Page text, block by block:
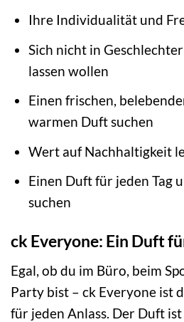
Ihre Individualität und
Sich nicht in
lassen wollen
Einen frischen,
warmen Duft suchen
Wert auf Nachhaltigkeit
Einen Duft für jeden Tag
suchen
ck Everyone: Ein Duft
Egal, ob du im Büro, beim
Party bist – ck Everyone ist
für jeden Anlass. Der Duft